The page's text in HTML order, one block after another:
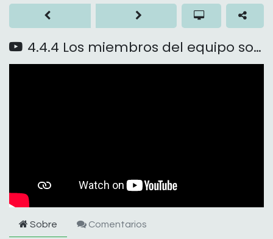
4.4.4 Los miembros del equipo son demasiado amables entre sí
Sobre Comentarios